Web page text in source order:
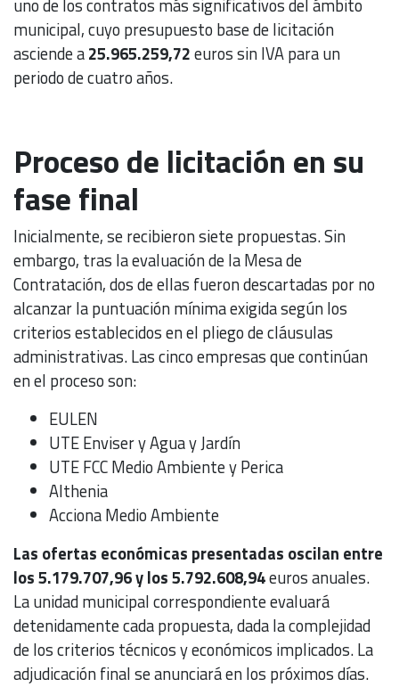
uno de los contratos más significativos del ámbito
municipal, cuyo presupuesto base de licitación
asciende a25.965.259,72euros sin IVA para un
periodo de cuatro años.
Proceso de licitación en su
fase final
Inicialmente, se recibieron siete propuestas. Sin
embargo, tras la evaluación de la Mesa de
Contratación, dos de ellas fueron descartadas por no
alcanzar la puntuación mínima exigida según los
criterios establecidos en el pliego de cláusulas
administrativas. Las cinco empresas que continúan
en el proceso son:
EULEN
UTE Enviser y Agua y Jardín
UTE FCC Medio Ambiente y Perica
Althenia
Acciona Medio Ambiente
Las ofertas económicas presentadas oscilan entre
los 5.179.707,96 y los 5.792.608,94euros anuales.
La unidad municipal correspondiente evaluará
detenidamente cada propuesta, dada la complejidad
de los criterios técnicos y económicos implicados. La
adjudicación final se anunciará en los próximos días.